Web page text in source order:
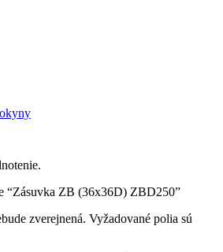
“Zásuvka ZB (36x36D) ZBD250”
zverejnená. Vyžadované polia sú